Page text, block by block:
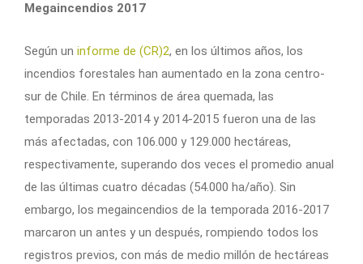
Megaincendios 2017
Según un informe de (CR)2, en los últimos años, los
incendios forestales han aumentado en la zona centro-
sur de Chile. En términos de área quemada, las
temporadas 2013-2014 y 2014-2015 fueron una de las
más afectadas, con 106.000 y 129.000 hectáreas,
respectivamente, superando dos veces el promedio anual
de las últimas cuatro décadas (54.000 ha/año). Sin
embargo, los megaincendios de la temporada 2016-2017
marcaron un antes y un después, rompiendo todos los
registros previos, con más de medio millón de hectáreas